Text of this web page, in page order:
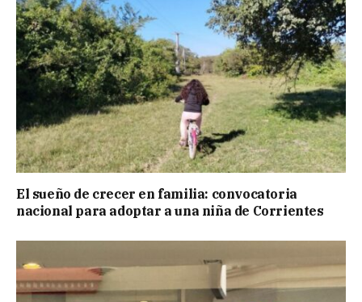
El sueño de crecer en familia: convocatoria
nacional para adoptar a una niña de Corrientes